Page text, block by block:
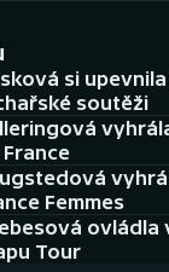
si
soutěži
France
Femmes
ovládla
Tour